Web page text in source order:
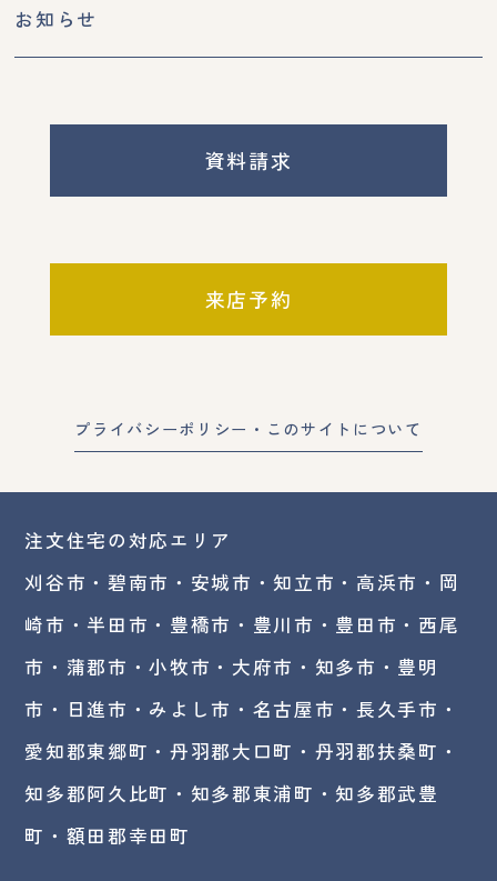
お知らせ
資料請求
来店予約
プライバシーポリシー・このサイトについて
注文住宅の対応エリア
刈谷市・碧南市・ 安城市 ・知立市 ・高浜市・ 岡
崎市 ・半田市・豊橋市・豊川市・豊田市・西尾
市・蒲郡市・小牧市・大府市・知多市・豊明
市・日進市・みよし市・ 名古屋市 ・長久手市・
愛知郡東郷町・丹羽郡大口町・丹羽郡扶桑町・
知多郡阿久比町・知多郡東浦町・知多郡武豊
町・額田郡幸田町